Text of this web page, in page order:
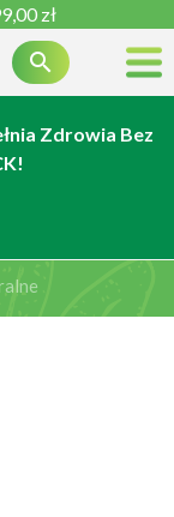
zł

Zdrowia Bez